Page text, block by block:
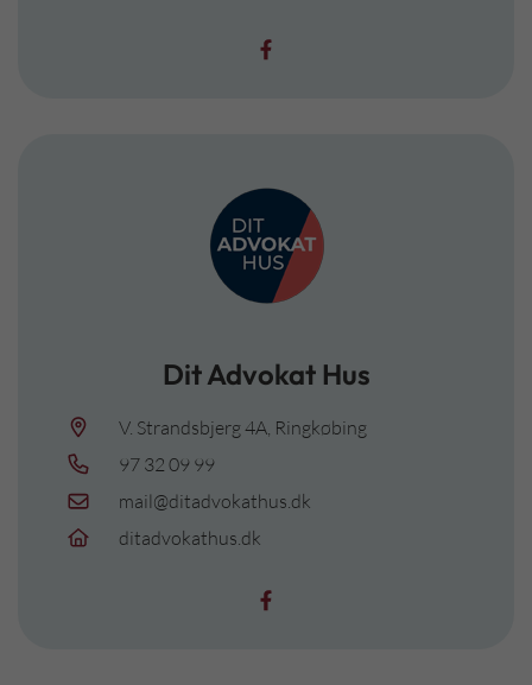
Dit Advokat Hus
V. Strandsbjerg 4A, Ringkøbing
97 32 09 99
mail@ditadvokathus.dk
ditadvokathus.dk